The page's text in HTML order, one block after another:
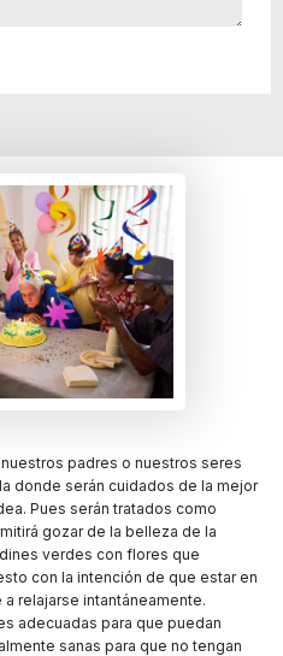
padres o nuestros seres
donde serán cuidados de la mejor
Pues serán tratados como
gozar de la belleza de la
verdes con flores que
con la intención de que estar en
relajarse intantáneamente.
adecuadas para que puedan
sanas para que no tengan